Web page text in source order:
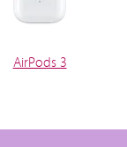
AirPods 3